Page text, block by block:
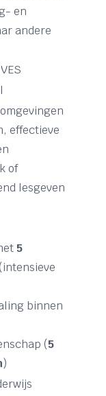
en
andere
effectieve
of
lesgeven
5
(intensieve
binnen
(5
)